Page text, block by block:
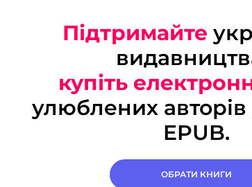
Підтримайте
купіть
улюблених авторів
EPUB.
ОБРАТИ КНИГИ